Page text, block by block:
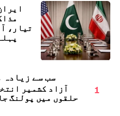
تیار،
سب سے زیادہ
1
آزاد کشمیر
حلقوں میں پولنگ